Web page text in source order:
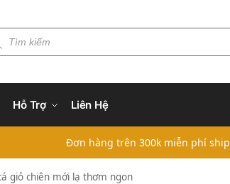
Hỗ Trợ Liên Hệ
Đơn hàng trên 300k miễn phí ship
giỏ chiên mới lạ thơm ngon